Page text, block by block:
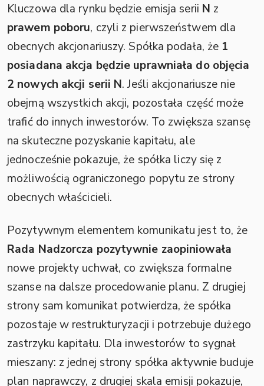
Kluczowa dla rynku będzie emisja serii N z
prawem poboru, czyli z pierwszeństwem dla
obecnych akcjonariuszy. Spółka podała, że 1
posiadana akcja będzie uprawniała do objęcia
2 nowych akcji serii N. Jeśli akcjonariusze nie
obejmą wszystkich akcji, pozostała część może
trafić do innych inwestorów. To zwiększa szansę
na skuteczne pozyskanie kapitału, ale
jednocześnie pokazuje, że spółka liczy się z
możliwością ograniczonego popytu ze strony
obecnych właścicieli.
Pozytywnym elementem komunikatu jest to, że
Rada Nadzorcza pozytywnie zaopiniowała
nowe projekty uchwał, co zwiększa formalne
szanse na dalsze procedowanie planu. Z drugiej
strony sam komunikat potwierdza, że spółka
pozostaje w restrukturyzacji i potrzebuje dużego
zastrzyku kapitału. Dla inwestorów to sygnał
mieszany: z jednej strony spółka aktywnie buduje
plan naprawczy, z drugiej skala emisji pokazuje,